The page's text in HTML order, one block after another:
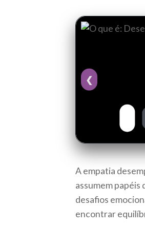
❮
A empatia
assumem papéis
desafios
encontrar